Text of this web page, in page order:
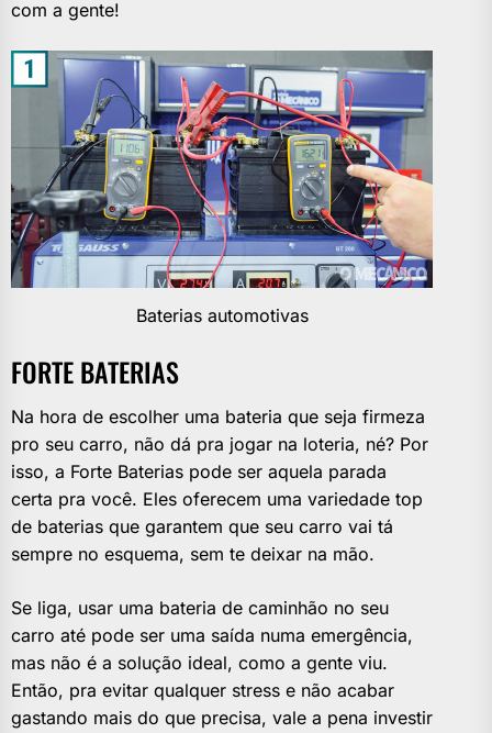
com a gente!
Baterias automotivas
FORTE BATERIAS
Na hora de escolher uma bateria que seja firmeza
pro seu carro, não dá pra jogar na loteria, né? Por
isso, a Forte Baterias pode ser aquela parada
certa pra você. Eles oferecem uma variedade top
de baterias que garantem que seu carro vai tá
sempre no esquema, sem te deixar na mão.
Se liga, usar uma bateria de caminhão no seu
carro até pode ser uma saída numa emergência,
mas não é a solução ideal, como a gente viu.
Então, pra evitar qualquer stress e não acabar
gastando mais do que precisa, vale a pena investir